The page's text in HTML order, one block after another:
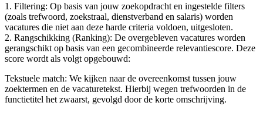
1. Filtering: Op basis van jouw zoekopdracht en ingestelde filters
(zoals trefwoord, zoekstraal, dienstverband en salaris) worden
vacatures die niet aan deze harde criteria voldoen, uitgesloten.
2. Rangschikking (Ranking): De overgebleven vacatures worden
gerangschikt op basis van een gecombineerde relevantiescore. Deze
score wordt als volgt opgebouwd:
Tekstuele match: We kijken naar de overeenkomst tussen jouw
zoektermen en de vacaturetekst. Hierbij wegen trefwoorden in de
functietitel het zwaarst, gevolgd door de korte omschrijving.